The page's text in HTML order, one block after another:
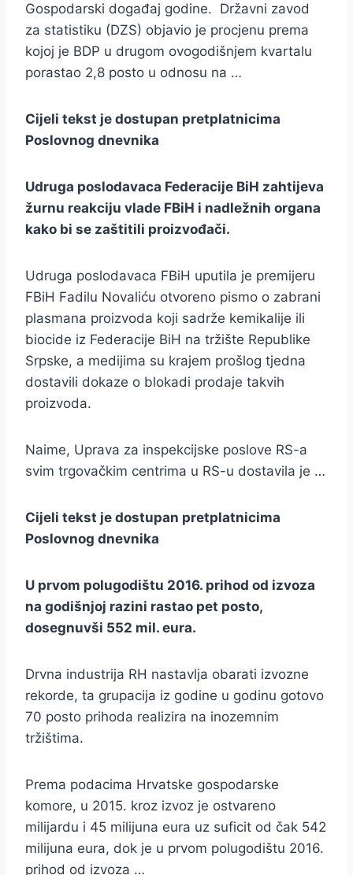
Gospodarski događaj godine. Državni zavod
za statistiku (DZS) objavio je procjenu prema
kojoj je BDP u drugom ovogodišnjem kvartalu
porastao 2,8 posto u odnosu na …
Cijeli tekst je dostupan pretplatnicima
Poslovnog dnevnika
Udruga poslodavaca Federacije BiH zahtijeva
žurnu reakciju vlade FBiH i nadležnih organa
kako bi se zaštitili proizvođači.
Udruga poslodavaca FBiH uputila je premijeru
FBiH Fadilu Novaliću otvoreno pismo o zabrani
plasmana proizvoda koji sadrže kemikalije ili
biocide iz Federacije BiH na tržište Republike
Srpske, a medijima su krajem prošlog tjedna
dostavili dokaze o blokadi prodaje takvih
proizvoda.
Naime, Uprava za inspekcijske poslove RS-a
svim trgovačkim centrima u RS-u dostavila je …
Cijeli tekst je dostupan pretplatnicima
Poslovnog dnevnika
U prvom polugodištu 2016. prihod od izvoza
na godišnjoj razini rastao pet posto,
dosegnuvši 552 mil. eura.
Drvna industrija RH nastavlja obarati izvozne
rekorde, ta grupacija iz godine u godinu gotovo
70 posto prihoda realizira na inozemnim
tržištima.
Prema podacima Hrvatske gospodarske
komore, u 2015. kroz izvoz je ostvareno
milijardu i 45 milijuna eura uz suficit od čak 542
milijuna eura, dok je u prvom polugodištu 2016.
prihod od izvoza …